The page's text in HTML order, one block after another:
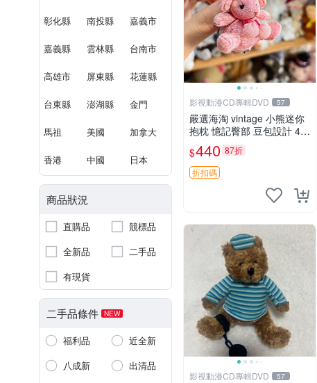
彰化縣 南投縣 嘉義市
嘉義縣 雲林縣 台南市
高雄市 屏東縣 花蓮縣
台東縣 澎湖縣 金門
馬祖 美國 加拿大
香港 中國 日本
商品狀況
直購品
競標品
全新品
二手品
有現貨
二手品條件 NEW
福利品
近全新
八成新
出清品
影視動漫CD專輯DVD 57
嚴選海淘 vintage 小熊迷你
抱枕 憶記臀部 豆包設計 4c
m 高 推薦收藏 迷你豆包小
熊、高臀部、豆袋抱枕
$440 87折
折扣碼
影視動漫CD專輯DVD 57